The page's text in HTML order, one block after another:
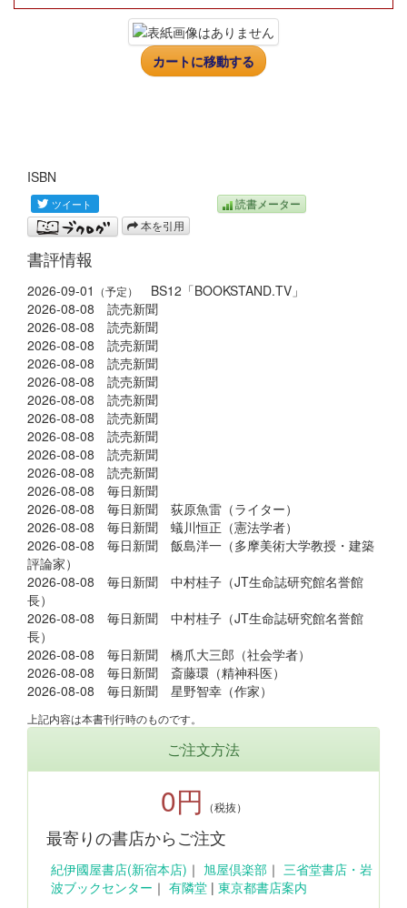
カートに移動する
ISBN
読書メーター
本を引用
書評情報
2026-09-01 （予定）
BS12「BOOKSTAND.TV」
2026-08-08 読売新聞
2026-08-08 読売新聞
2026-08-08 読売新聞
2026-08-08 読売新聞
2026-08-08 読売新聞
2026-08-08 読売新聞
2026-08-08 読売新聞
2026-08-08 読売新聞
2026-08-08 読売新聞
2026-08-08 読売新聞
2026-08-08 毎日新聞
2026-08-08 毎日新聞 荻原魚雷（ライター）
2026-08-08 毎日新聞 蟻川恒正（憲法学者）
2026-08-08 毎日新聞 飯島洋一（多摩美術大学教授・建築
評論家）
2026-08-08 毎日新聞 中村桂子（JT生命誌研究館名誉館
長）
2026-08-08 毎日新聞 中村桂子（JT生命誌研究館名誉館
長）
2026-08-08 毎日新聞 橋爪大三郎（社会学者）
2026-08-08 毎日新聞 斎藤環（精神科医）
2026-08-08 毎日新聞 星野智幸（作家）
上記内容は本書刊行時のものです。
ご注文方法
0円 （税抜）
最寄りの書店からご注文
紀伊國屋書店(新宿本店) ｜ 旭屋倶楽部 ｜ 三省堂書店・岩
波ブックセンター ｜ 有隣堂 | 東京都書店案内